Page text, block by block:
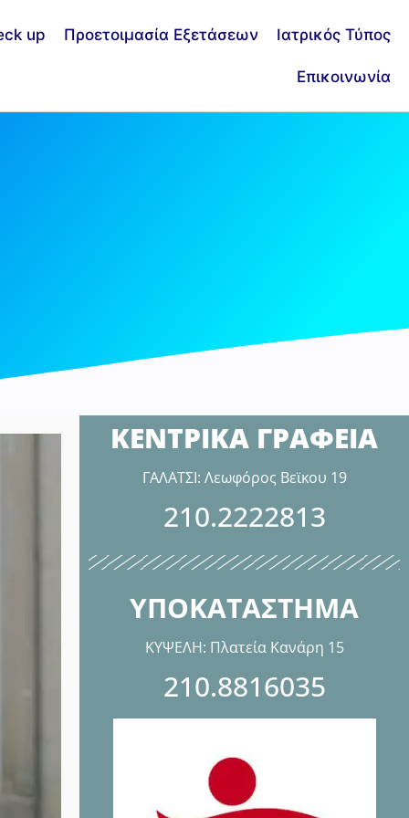
up Προετοιμασία Εξετάσεων Ιατρικός Τύπος
Επικοινωνία
ΚΕΝΤΡΙΚΑ ΓΡΑΦΕΙΑ
ΓΑΛΑΤΣΙ: Λεωφόρος Βεϊκου 19
210.2222813
ΥΠΟΚΑΤΑΣΤΗΜΑ
ΚΥΨΕΛΗ: Πλατεία Κανάρη 15
210.8816035